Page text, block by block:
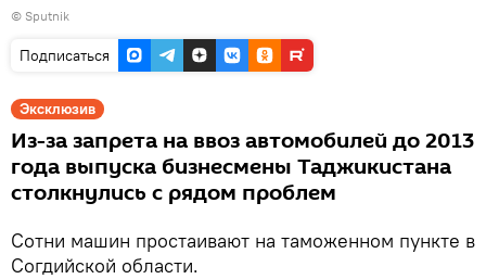
© Sputnik
Подписаться
Эксклюзив
Из-за запрета на ввоз автомобилей до 2013
года выпуска бизнесмены Таджикистана
столкнулись с рядом проблем
Сотни машин простаивают на таможенном пункте в
Согдийской области.